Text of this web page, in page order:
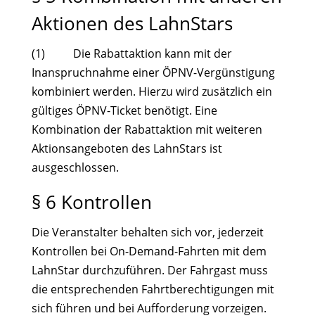
Aktionen des LahnStars
(1) Die Rabattaktion kann mit der
Inanspruchnahme einer ÖPNV-Vergünstigung
kombiniert werden. Hierzu wird zusätzlich ein
gültiges ÖPNV-Ticket benötigt. Eine
Kombination der Rabattaktion mit weiteren
Aktionsangeboten des LahnStars ist
ausgeschlossen.
§ 6 Kontrollen
Die Veranstalter behalten sich vor, jederzeit
Kontrollen bei On-Demand-Fahrten mit dem
LahnStar durchzuführen. Der Fahrgast muss
die entsprechenden Fahrtberechtigungen mit
sich führen und bei Aufforderung vorzeigen.